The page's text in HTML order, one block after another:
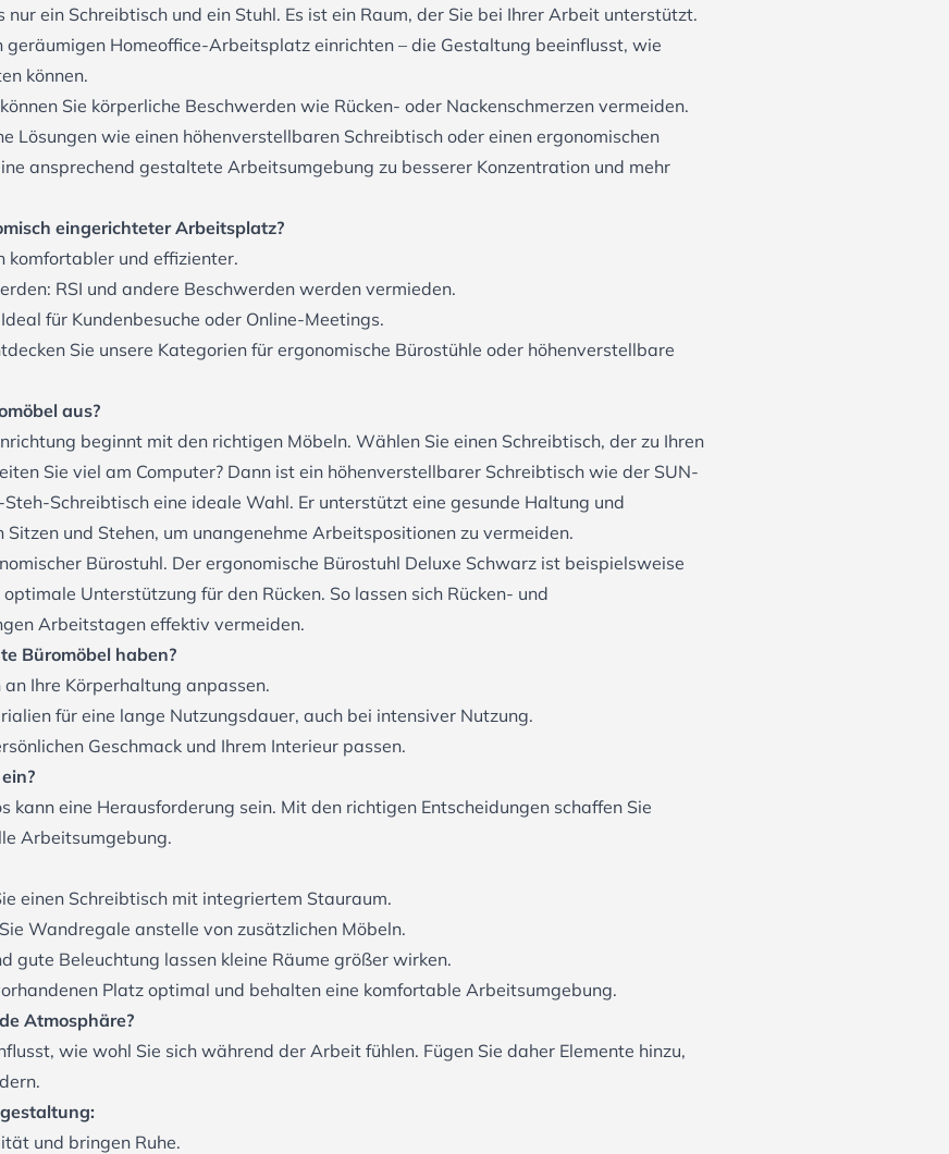
nur ein Schreibtisch und ein Stuhl. Es ist ein Raum, der Sie bei Ihrer Arbeit unterstützt.
geräumigen Homeoffice-Arbeitsplatz einrichten – die Gestaltung beeinflusst, wie
können.
Sie körperliche Beschwerden wie Rücken- oder Nackenschmerzen vermeiden.
Lösungen wie einen höhenverstellbaren Schreibtisch oder einen ergonomischen
ansprechend gestaltete Arbeitsumgebung zu besserer Konzentration und mehr
eingerichteter Arbeitsplatz?
komfortabler und effizienter.
RSI und andere Beschwerden werden vermieden.
für Kundenbesuche oder Online-Meetings.
Sie unsere Kategorien fürergonomische Bürostühle oder höhenverstellbare
aus?
beginnt mit den richtigen Möbeln. Wählen Sie einen Schreibtisch, der zu Ihren
Sie viel am Computer? Dann ist ein höhenverstellbarer Schreibtisch wie der SUN-
Steh-Schreibtischeine ideale Wahl. Er unterstützt eine gesunde Haltung und
und Stehen, um unangenehme Arbeitspositionen zu vermeiden.
Bürostuhl. Der ergonomische Bürostuhl Deluxe Schwarz ist beispielsweise
Unterstützung für den Rücken. So lassen sich Rücken- und
Arbeitstagen effektiv vermeiden.
Büromöbel haben?
Ihre Körperhaltung anpassen.
für eine lange Nutzungsdauer, auch bei intensiver Nutzung.
Geschmack und Ihrem Interieur passen.
kann eine Herausforderung sein. Mit den richtigen Entscheidungen schaffen Sie
Arbeitsumgebung.
einen Schreibtisch mit integriertem Stauraum.
Wandregale anstelle von zusätzlichen Möbeln.
gute Beleuchtung lassen kleine Räume größer wirken.
Platz optimal und behalten eine komfortable Arbeitsumgebung.
Atmosphäre?
wie wohl Sie sich während der Arbeit fühlen. Fügen Sie daher Elemente hinzu,
und bringen Ruhe.